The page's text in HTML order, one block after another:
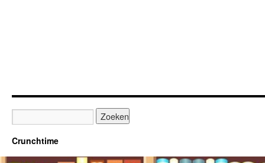
Crunchtime